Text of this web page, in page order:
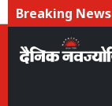
Breaking News